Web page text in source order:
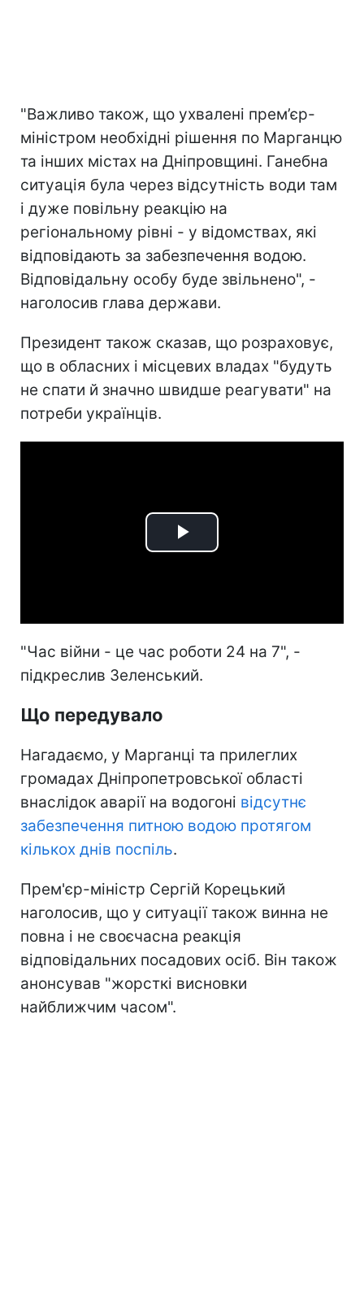
"Важливо також, що ухвалені прем’єр-
міністром необхідні рішення по Марганцю
та інших містах на Дніпровщині. Ганебна
ситуація була через відсутність води там
і дуже повільну реакцію на
регіональному рівні - у відомствах, які
відповідають за забезпечення водою.
Відповідальну особу буде звільнено", -
наголосив глава держави.
Президент також сказав, що розраховує,
що в обласних і місцевих владах "будуть
не спати й значно швидше реагувати" на
потреби українців.
Play
"Час війни - це час роботи 24 на 7", -
підкреслив Зеленський.
Що передувало
Нагадаємо, у Марганці та прилеглих
громадах Дніпропетровської області
внаслідок аварії на водогоні відсутнє
забезпечення питною водою протягом
кількох днів поспіль.
Прем'єр-міністр Сергій Корецький
наголосив, що у ситуації також винна не
повна і не своєчасна реакція
відповідальних посадових осіб. Він також
анонсував "жорсткі висновки
найближчим часом".